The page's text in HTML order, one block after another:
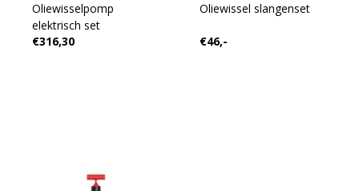
Oliewisselpomp
elektrisch set
€316,30
Oliewissel slangenset
€46,-